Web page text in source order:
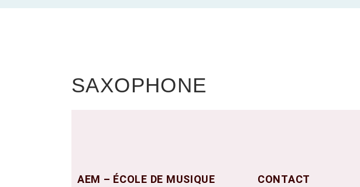
SAXOPHONE
AEM – ÉCOLE DE MUSIQUE CONTACT